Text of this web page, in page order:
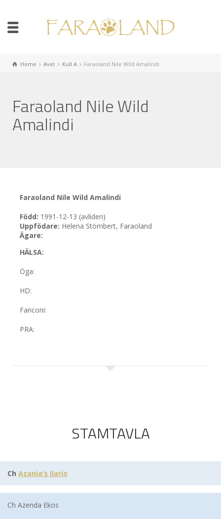
Home Avel Kull A Faraoland Nile Wild Amalindi
Faraoland Nile Wild
Amalindi
Faraoland Nile Wild Amalindi
Född: 1991-12-13 (avliden)
Uppfödare: Helena Stömbert, Faraoland
Ägare:
HÄLSA:
Öga:
HD:
Fanconi:
PRA:
STAMTAVLA
Ch Azania’s Ilario
Ch Azenda Ekos